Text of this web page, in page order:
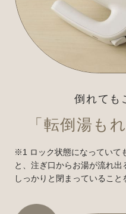
倒れても
「転倒湯も
※1 ロック状態になっていて
と、注ぎ口からお湯が流れ
しっかりと閉まっていること